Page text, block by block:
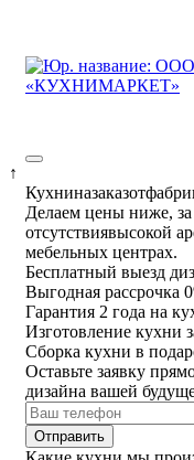
↑
Кухниназаказот
Делаем цены ниже, за
отсутствиявысокой
мебельных центрах.
Бесплатный выезд
Выгодная рассрочка
Гарантия 2 года на
Изготовление кухни
Сборка кухни в
Оставьте заявку
дизайна вашей
Отправить